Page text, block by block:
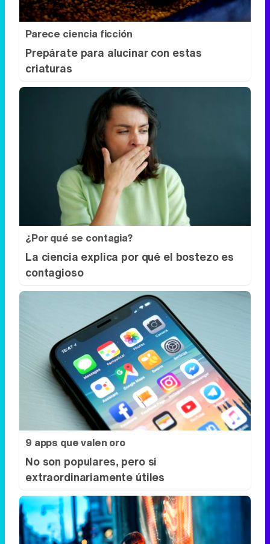
Parece ciencia ficción
Prepárate para alucinar con estas
criaturas
¿Por qué se contagia?
La ciencia explica por qué el bostezo es
contagioso
9 apps que valen oro
No son populares, pero sí
extraordinariamente útiles